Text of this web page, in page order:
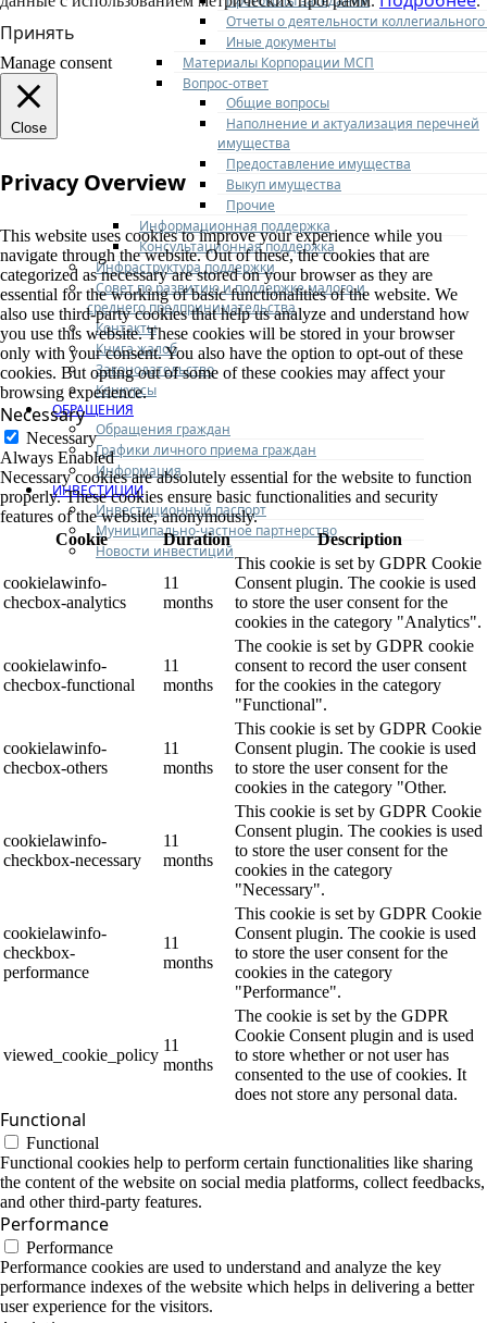
Отчеты о деятельности
Иные документы
Материалы Корпорации МСП
Вопрос-ответ
Общие вопросы
Наполнение и актуализация перечней
имущества
Предоставление имущества
Выкуп имущества
Прочие
Информационная поддержка
Консультационная поддержка
Инфраструктура поддержки
Совет по развитию и поддержке малого и
среднего предпринимательства
Контакты
Книга жалоб
Законодательство
Конкурсы
ОБРАЩЕНИЯ
Обращения граждан
Графики личного приема граждан
Информация
ИНВЕСТИЦИИ
Инвестиционный паспорт
Муниципально-частное партнерство
Новости инвестиций
Принять
Manage consent
Close
Privacy Overview
This website uses cookies to improve your experience while you
navigate through the website. Out of these, the cookies that are
categorized as necessary are stored on your browser as they are
essential for the working of basic functionalities of the website. We
also use third-party cookies that help us analyze and understand how
you use this website. These cookies will be stored in your browser
only with your consent. You also have the option to opt-out of these
cookies. But opting out of some of these cookies may affect your
browsing experience.
Necessary
Necessary
Always Enabled
Necessary cookies are absolutely essential for the website to function
properly. These cookies ensure basic functionalities and security
features of the website, anonymously.
Cookie
Duration Description
cookielawinfo-
checbox-analytics
11
months
This cookie is set by GDPR Cookie
Consent plugin. The cookie is used
to store the user consent for the
cookies in the category "Analytics".
cookielawinfo-
checbox-functional
11
months
The cookie is set by GDPR cookie
consent to record the user consent
for the cookies in the category
"Functional".
cookielawinfo-
checbox-others
11
months
This cookie is set by GDPR Cookie
Consent plugin. The cookie is used
to store the user consent for the
cookies in the category "Other.
cookielawinfo-
checkbox-necessary
11
months
This cookie is set by GDPR Cookie
Consent plugin. The cookies is used
to store the user consent for the
cookies in the category
"Necessary".
cookielawinfo-
checkbox-
performance
11
months
This cookie is set by GDPR Cookie
Consent plugin. The cookie is used
to store the user consent for the
cookies in the category
"Performance".
viewed_cookie_policy
11
months
The cookie is set by the GDPR
Cookie Consent plugin and is used
to store whether or not user has
consented to the use of cookies. It
does not store any personal data.
Functional
Functional
Functional cookies help to perform certain functionalities like sharing
the content of the website on social media platforms, collect feedbacks,
and other third-party features.
Performance
Performance
Performance cookies are used to understand and analyze the key
performance indexes of the website which helps in delivering a better
user experience for the visitors.